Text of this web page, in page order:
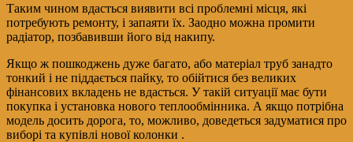
Таким чином вдасться виявити всі проблемні місця, які
потребують ремонту, і запаяти їх. Заодно можна промити
радіатор, позбавивши його від накипу.
Якщо ж пошкоджень дуже багато, або матеріал труб занадто
тонкий і не піддається пайку, то обійтися без великих
фінансових вкладень не вдасться. У такій ситуації має бути
покупка і установка нового теплообмінника. А якщо потрібна
модель досить дорога, то, можливо, доведеться задуматися про
виборі та купівлі нової колонки .